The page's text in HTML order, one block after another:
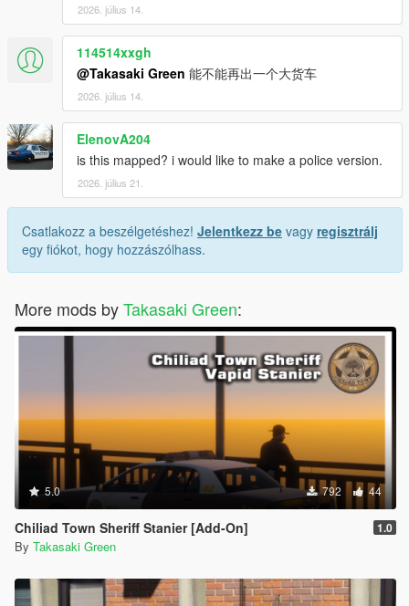
2026. július 14.
114514xxgh
@Takasaki Green 能不能再出一个大货车
2026. július 14.
ElenovA204
is this mapped? i would like to make a police version.
2026. július 21.
Csatlakozz a beszélgetéshez! Jelentkezz be vagy regisztrálj
egy fiókot, hogy hozzászólhass.
More mods byTakasaki Green:
5.0 792 44
Chiliad Town Sheriff Stanier [Add-On] 1.0
By Takasaki Green